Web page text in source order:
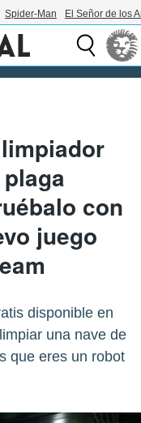
Spider-Man El Señor de los
con
juego
disponible en
una nave de
que eres un robot